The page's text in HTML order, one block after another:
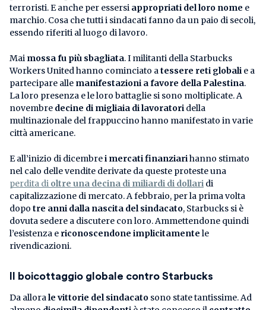
terroristi. E anche per essersi appropriati del loro nome e
marchio. Cosa che tutti i sindacati fanno da un paio di secoli,
essendo riferiti al luogo di lavoro.
Mai mossa fu più sbagliata. I militanti della Starbucks
Workers United hanno cominciato atessere reti globali e a
partecipare alle manifestazioni a favore della Palestina.
La loro presenza e le loro battaglie si sono moltiplicate. A
novembre decine di migliaia di lavoratori della
multinazionale del frappuccino hanno manifestato in varie
città americane.
E all’inizio di dicembrei mercati finanziarihanno stimato
nel calo delle vendite derivate da queste proteste una
perdita di oltre una decina di miliardi di dollari di
capitalizzazione di mercato. A febbraio, per la prima volta
dopo tre anni dalla nascita del sindacato, Starbucks si è
dovuta sedere a discutere con loro. Ammettendone quindi
l’esistenza e riconoscendone implicitamente le
rivendicazioni.
Il boicottaggio globale contro Starbucks
Da allora le vittorie del sindacato sono state tantissime. Ad